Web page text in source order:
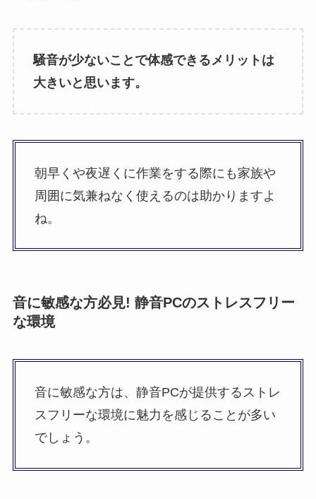
騒音が少ないことで体感できるメリットは
大きいと思います。
朝早くや夜遅くに作業をする際にも家族や
周囲に気兼ねなく使えるのは助かりますよ
ね。
音に敏感な方必見! 静音PCのストレスフリー
な環境
音に敏感な方は、静音PCが提供するストレ
スフリーな環境に魅力を感じることが多い
でしょう。